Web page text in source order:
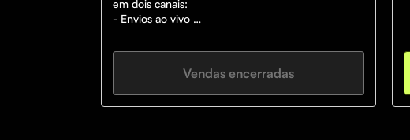
em dois canais:
- Envios ao vivo
TOM (@THKTips)
Syro Sirotheau
Vendas encerradas